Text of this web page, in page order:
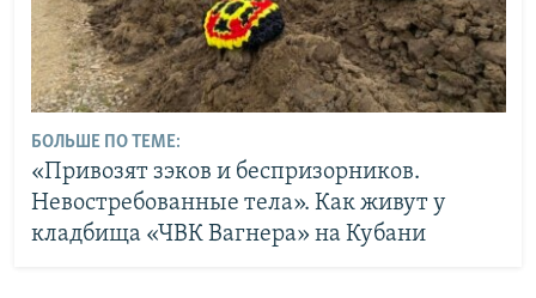
БОЛЬШЕ ПО ТЕМЕ:
«Привозят зэков и беспризорников.
Невостребованные тела». Как живут у
кладбища «ЧВК Вагнера» на Кубани